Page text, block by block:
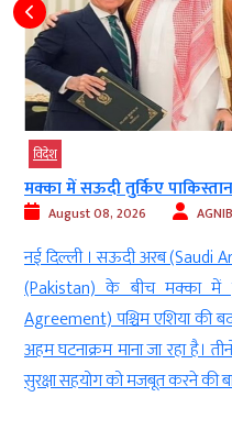
विदेश
मक्का में सऊदी तुर्किए
August 08, 2026
नई दिल्ली । सऊदी अरब (Saudi
(Pakistan) के बीच मक्का में
Agreement) पश्चिम एशिया की
अहम घटनाक्रम माना जा रहा है।
सुरक्षा सहयोग को मजबूत करने की